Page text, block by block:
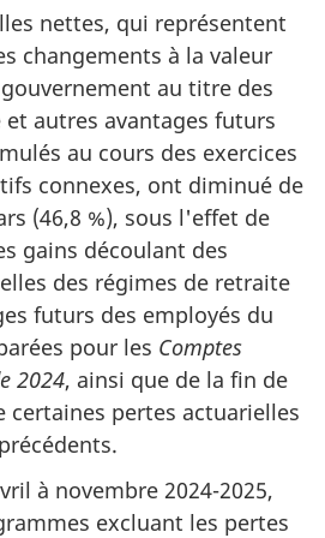
nettes, qui représentent
changements à la valeur
au titre des
autres avantages futurs
au cours des exercices
connexes, ont diminué de
(46,8 %), sous l'effet de
gains découlant des
des régimes de retraite
futurs des employés du
pour les Comptes
2024, ainsi que de la fin de
pertes actuarielles
à novembre 2024-2025,
excluant les pertes